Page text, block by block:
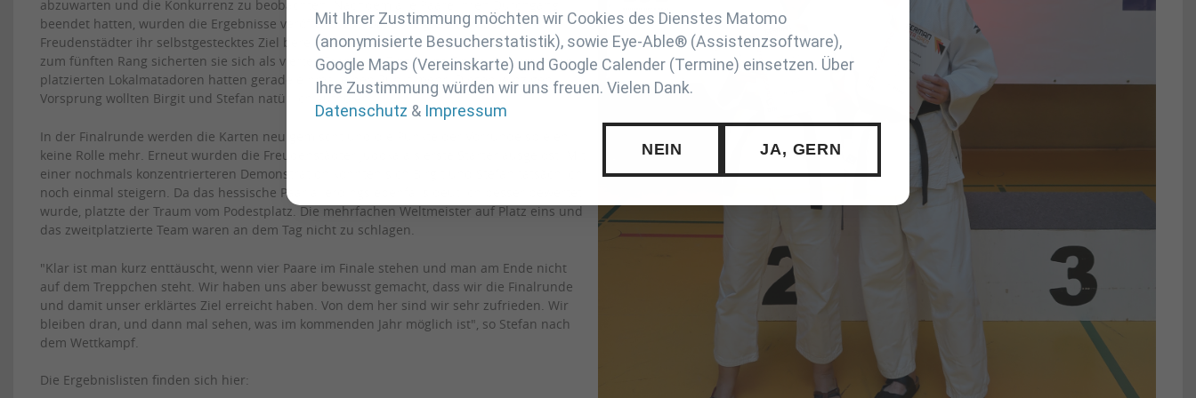
abzuwarten und die Konkurrenz zu beobachten. Nachdem alle Paare ihren Durchgang
beendet hatten, wurden die Ergebnisse veröffentlicht. Dabei zeigte sich, dass die
Freudenstädter ihr selbstgestecktes Ziel bereits erreicht hatten: Mit einigem Abstand vor
zum fünften Rang sicherten sie sich als viertes Team den Einzug ins Finale. Die vor ihnen
platzierten Lokalmatadoren hatten gerade einmal einen Punkt mehr. Diesen winzigen
Vorsprung wollten Birgit und Stefan natürlich aufholen.
In der Finalrunde werden die Karten neu gemischt und die Punkte der Vorrunde spielen
keine Rolle mehr. Erneut wurden die Freudenstädter Judoka als erste Starter ausgelost. Mit
einer nochmals konzentrierteren Demonstration konnten sich Birgit und Stefan tatsächlich
noch einmal steigern. Da das hessische Paar allerdings ebenfalls deutlich besser bewertet
wurde, platzte der Traum vom Podestplatz. Die mehrfachen Weltmeister auf Platz eins und
das zweitplatzierte Team waren an dem Tag nicht zu schlagen.
"Klar ist man kurz enttäuscht, wenn vier Paare im Finale stehen und man am Ende nicht
auf dem Treppchen steht. Wir haben uns aber bewusst gemacht, dass wir die Finalrunde
und damit unser erklärtes Ziel erreicht haben. Von dem her sind wir sehr zufrieden. Wir
bleiben dran, und dann mal sehen, was im kommenden Jahr möglich ist", so Stefan nach
dem Wettkampf.
Die Ergebnislisten finden sich hier:
Mit Ihrer Zustimmung möchten wir Cookies des Dienstes Matomo
(anonymisierte Besucherstatistik), sowie Eye-Able® (Assistenzsoftware),
Google Maps (Vereinskarte) und Google Calender (Termine) einsetzen. Über
Ihre Zustimmung würden wir uns freuen. Vielen Dank.
Datenschutz & Impressum
NEIN JA, GERN